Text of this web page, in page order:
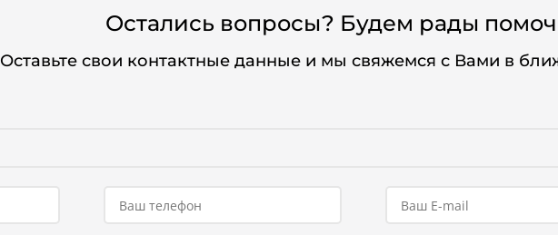
Остались вопросы? Будем рады
Оставьте свои контактные данные и мы свяжемся с Вами в